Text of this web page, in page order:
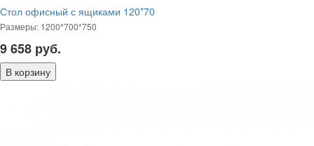
Стол офисный с ящиками 120*70
Размеры: 1200*700*750
9 658 руб.